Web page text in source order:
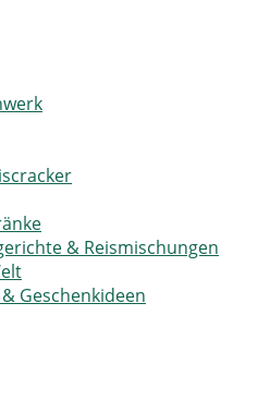
& Reismischungen
Geschenkideen